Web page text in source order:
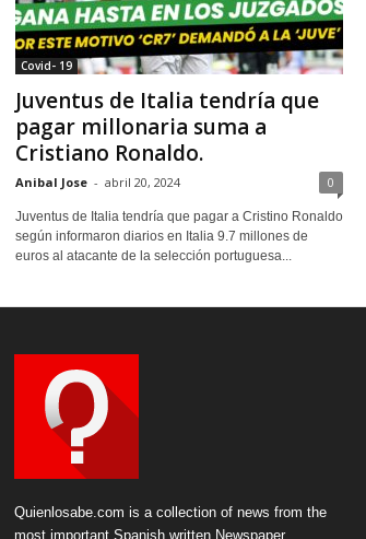
Covid- 19
Juventus de Italia tendría que
pagar millonaria suma a
Cristiano Ronaldo.
Anibal Jose - abril 20, 2024 0
Juventus de Italia tendría que pagar a Cristino Ronaldo
según informaron diarios en Italia 9.7 millones de
euros al atacante de la selección portuguesa...
Quienlosabe.com is a collection of news from the
most important Spanish written Newspaper.